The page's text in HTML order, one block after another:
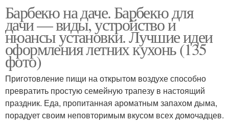
Барбекю на даче. Барбекю для
дачи — виды, устройство и
нюансы установки. Лучшие идеи
оформления летних кухонь (135
фото)
Приготовление пищи на открытом воздухе способно
превратить простую семейную трапезу в настоящий
праздник. Еда, пропитанная ароматным запахом дыма,
порадует своим неповторимым вкусом всех домочадцев.